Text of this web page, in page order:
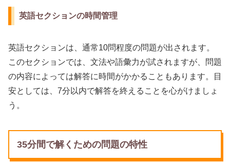
英語セクションの時間管理
英語セクションは、通常10問程度の問題が出されます。
このセクションでは、文法や語彙力が試されますが、問題
の内容によっては解答に時間がかかることもあります。目
安としては、7分以内で解答を終えることを心がけましょ
う。
35分間で解くための問題の特性